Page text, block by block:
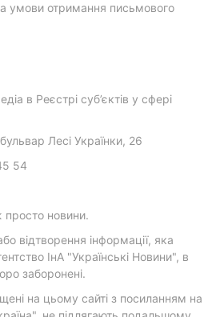
умови отримання письмового
в Реєстрі суб’єктів у сфері
Лесі Українки, 26
54
просто новини.
відтворення інформації, яка
ІнА "Українські Новини", в
заборонені.
на цьому сайті з посиланням на